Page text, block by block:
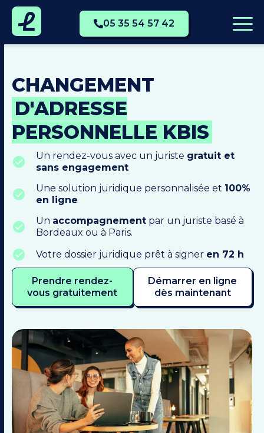
05 35 54 57 42
CHANGEMENT
D'ADRESSE
PERSONNELLE KBIS
Un rendez-vous avec un juriste gratuit et
sans engagement
Une solution juridique personnalisée et 100%
en ligne
Un accompagnement par un juriste basé à
Bordeaux ou à Paris.
Votre dossier juridique prêt à signer en 72 h
Prendre rendez-
vous gratuitement
Démarrer en ligne
dès maintenant